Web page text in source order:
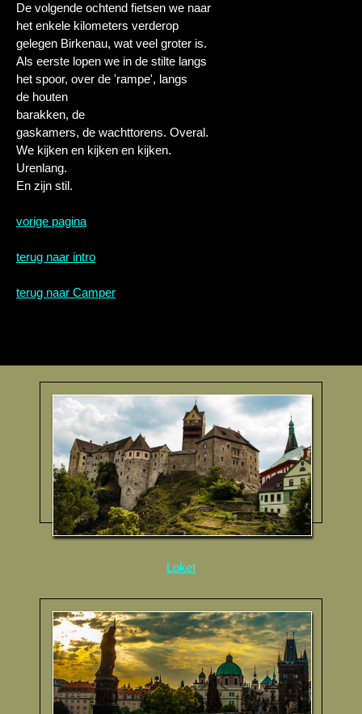
De volgende ochtend fietsen we naar
het enkele kilometers verderop
gelegen Birkenau, wat veel groter is.
Als eerste lopen we in de stilte langs
het spoor, over de 'rampe', langs
de houten
barakken, de
gaskamers, de wachttorens. Overal.
We kijken en kijken en kijken.
Urenlang.
En zijn stil.
vorige pagina
terug naar intro
terug naar Camper
Loket